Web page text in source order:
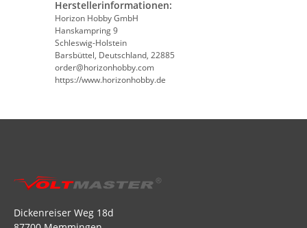
Herstellerinformationen:
Horizon Hobby GmbH
Hanskampring 9
Schleswig-Holstein
Barsbüttel, Deutschland, 22885
order@horizonhobby.com
https://www.horizonhobby.de
Dickenreiser Weg 18d